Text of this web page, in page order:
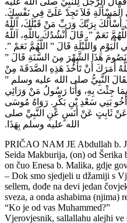
فَلاَ تَجِدْ عَلَىَّ فِي نَفْسِكَ‏.‏
بِرَبِّكَ وَرَبِّ مَنْ قَبْلَكَ، آللَّهُ
نَعَمْ ‏”‏‏.‏ قَالَ أَنْشُدُكَ بِاللَّهِ، آللَّهُ
وَاللَّيْلَةِ قَالَ ‏”‏ اللَّهُمَّ نَعَمْ ‏”‏‏.‏
نَصُومَ هَذَا الشَّهْرَ مِنَ السَّنَةِ قَالَ ‏”‏
أَمَرَكَ أَنْ تَأْخُذَ هَذِهِ الصَّدَقَةَ مِنْ
فَقَالَ النَّبِيُّ صلى الله عليه وسلم ‏”‏
جِئْتَ بِهِ، وَأَنَا رَسُولُ مَنْ وَرَائِي
بَنِي سَعْدِ بْنِ بَكْرٍ‏.‏ رَوَاهُ مُوسَى
ثَابِتٍ عَنْ أَنَسٍ عَنِ النَّبِيِّ صلى
الله عليه وسلم بِهَذَا‏.‏
PRIČAO NAM JE Abdullah b.
Seida Makburija, (on) od
on čuo Enesa b. Malika, gdje
– Dok smo sjedjeli u džamiji s
sellem, dođe na devi jedan
sveza, a onda ashabima (njima)
“Ko je od vas Muhammed?”
Vjerovjesnik, sallallahu alejhi ve